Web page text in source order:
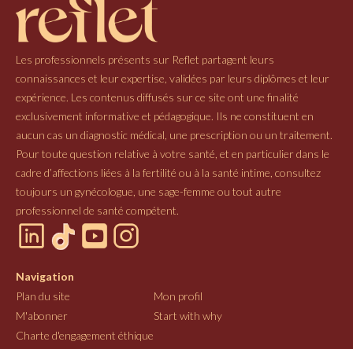
Les professionnels présents sur Reflet partagent leurs
connaissances et leur expertise, validées par leurs diplômes et leur
expérience. Les contenus diffusés sur ce site ont une finalité
exclusivement informative et pédagogique. Ils ne constituent en
aucun cas un diagnostic médical, une prescription ou un traitement.
Pour toute question relative à votre santé, et en particulier dans le
cadre d’affections liées à la fertilité ou à la santé intime, consultez
toujours un gynécologue, une sage-femme ou tout autre
professionnel de santé compétent.
Navigation
Plan du site
Mon profil
M'abonner
Start with why
Charte d'engagement éthique